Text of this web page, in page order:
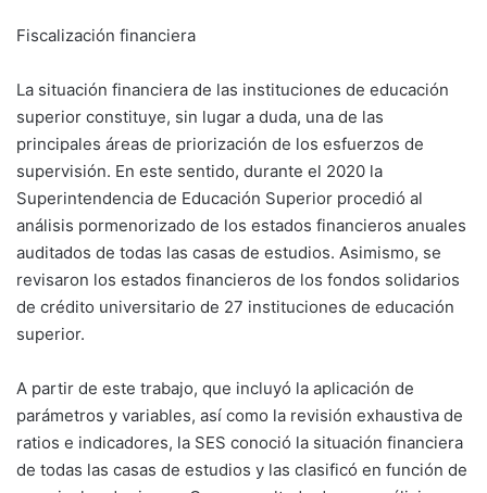
Fiscalización financiera
La situación financiera de las instituciones de educación
superior constituye, sin lugar a duda, una de las
principales áreas de priorización de los esfuerzos de
supervisión. En este sentido, durante el 2020 la
Superintendencia de Educación Superior procedió al
análisis pormenorizado de los estados financieros anuales
auditados de todas las casas de estudios. Asimismo, se
revisaron los estados financieros de los fondos solidarios
de crédito universitario de 27 instituciones de educación
superior.
A partir de este trabajo, que incluyó la aplicación de
parámetros y variables, así como la revisión exhaustiva de
ratios e indicadores, la SES conoció la situación financiera
de todas las casas de estudios y las clasificó en función de